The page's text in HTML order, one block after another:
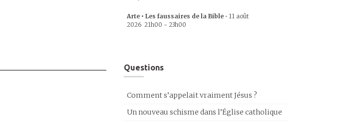
Arte • Les faussaires de la Bible • 11 août
2026 21h00 - 23h00
Questions
Comment s’appelait vraiment Jésus ?
Un nouveau schisme dans l’Église catholique